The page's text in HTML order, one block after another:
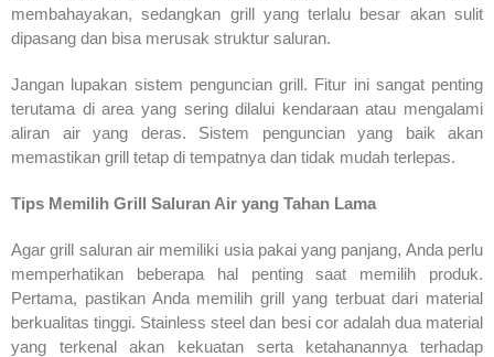
membahayakan, sedangkan grill yang terlalu besar akan sulit
dipasang dan bisa merusak struktur saluran.
Jangan lupakan sistem penguncian grill. Fitur ini sangat penting
terutama di area yang sering dilalui kendaraan atau mengalami
aliran air yang deras. Sistem penguncian yang baik akan
memastikan grill tetap di tempatnya dan tidak mudah terlepas.
Tips Memilih Grill Saluran Air yang Tahan Lama
Agar grill saluran air memiliki usia pakai yang panjang, Anda perlu
memperhatikan beberapa hal penting saat memilih produk.
Pertama, pastikan Anda memilih grill yang terbuat dari material
berkualitas tinggi. Stainless steel dan besi cor adalah dua material
yang terkenal akan kekuatan serta ketahanannya terhadap